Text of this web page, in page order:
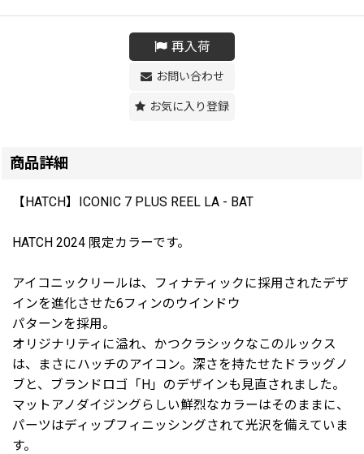
再入荷
お問い合わせ
お気に入り登録
商品詳細
【HATCH】ICONIC 7 PLUS REEL LA - BAT
HATCH 2024 限定カラーです。
アイコニックリールは、フィナティックに採用されたデザ
インを進化させた6フィンのウインドウ
パターンを採用。
オリジナリティに溢れ、かつクラシックなこのルックス
は、まさにハッチのアイコン。深さを持たせたドラッグノ
ブと、ブランドロゴ「H」のデザインも見直されました。
マットアノダイジングらしい鮮烈なカラーはそのままに、
パーツはディップフィニッシングされて光沢を備えていま
す。